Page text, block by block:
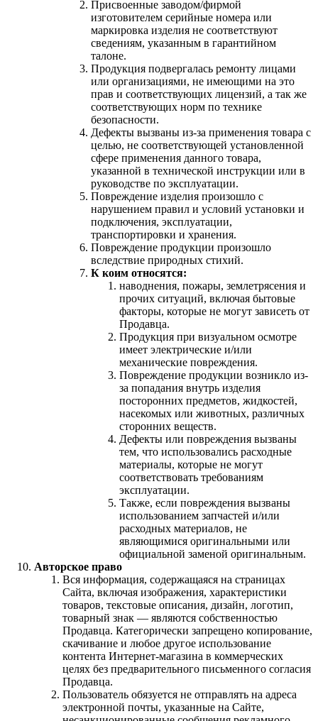
Присвоенные заводом/фирмой
изготовителем серийные номера или
маркировка изделия не соответствуют
сведениям, указанным в гарантийном
талоне.
Продукция подвергалась ремонту лицами
или организациями, не имеющими на это
прав и соответствующих лицензий, а так же
соответствующих норм по технике
безопасности.
Дефекты вызваны из-за применения товара с
целью, не соответствующей установленной
сфере применения данного товара,
указанной в технической инструкции или в
руководстве по эксплуатации.
Повреждение изделия произошло с
нарушением правил и условий установки и
подключения, эксплуатации,
транспортировки и хранения.
Повреждение продукции произошло
вследствие природных стихий.
К коим относятся:
наводнения, пожары, землетрясения и
прочих ситуаций, включая бытовые
факторы, которые не могут зависеть от
Продавца.
Продукция при визуальном осмотре
имеет электрические и/или
механические повреждения.
Повреждение продукции возникло из-
за попадания внутрь изделия
посторонних предметов, жидкостей,
насекомых или животных, различных
сторонних веществ.
Дефекты или повреждения вызваны
тем, что использовались расходные
материалы, которые не могут
соответствовать требованиям
эксплуатации.
Также, если повреждения вызваны
использованием запчастей и/или
расходных материалов, не
являющимися оригинальными или
официальной заменой оригинальным.
Авторское право
Вся информация, содержащаяся на страницах
Сайта, включая изображения, характеристики
товаров, текстовые описания, дизайн, логотип,
товарный знак — являются собственностью
Продавца. Категорически запрещено копирование,
скачивание и любое другое использование
контента Интернет-магазина в коммерческих
целях без предварительного письменного согласия
Продавца.
Пользователь обязуется не отправлять на адреса
электронной почты, указанные на Сайте,